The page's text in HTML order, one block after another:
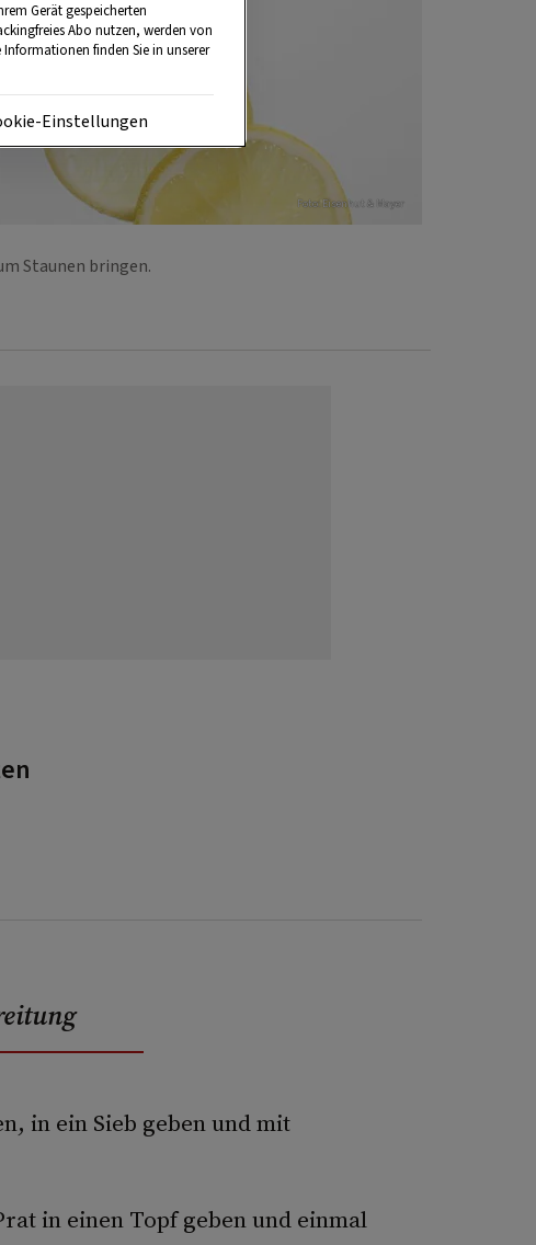
Foto: Eisenhut & Mayer
Staunen bringen.
in ein Sieb geben und mit
in einen Topf geben und einmal
Gerät gespeicherten
Abo nutzen, werden von
finden Sie in unserer
Einstellungen